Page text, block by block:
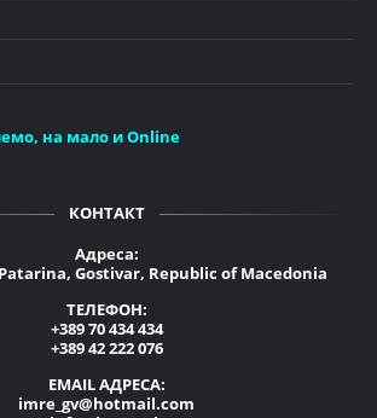
на мало и Online
КОНТАКТ
Адреса:
Gostivar, Republic of Macedonia
ТЕЛЕФОН:
+389 70 434 434
+389 42 222 076
EMAIL АДРЕСА:
imre_gv@hotmail.com